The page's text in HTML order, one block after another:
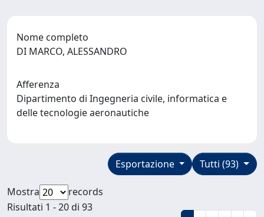
Nome completo
DI MARCO, ALESSANDRO
Afferenza
Dipartimento di Ingegneria civile, informatica e
delle tecnologie aeronautiche
Tutti (93)
Esportazione
Mostra
records
Risultati 1 - 20 di 93